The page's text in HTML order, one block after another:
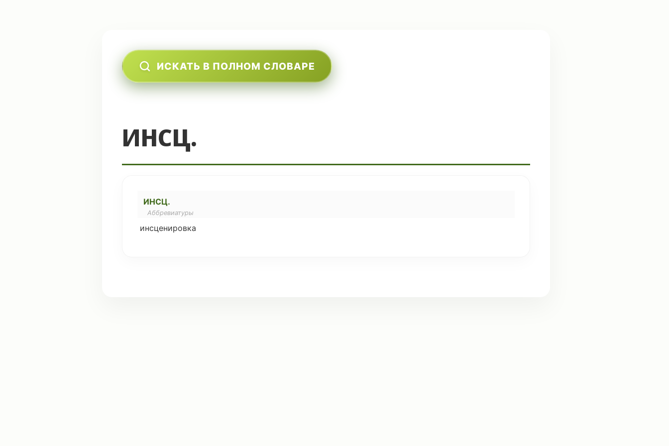
ИСКАТЬ В ПОЛНОМ СЛОВАРЕ
ИНСЦ.
ИНСЦ.
Аббревиатуры
инсценировка